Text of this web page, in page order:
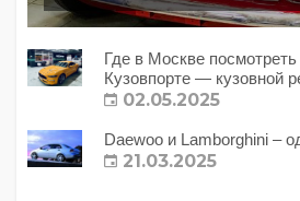
Где в Москве
Кузовпорте — кузовной
02.05.2025
Daewoo и Lamborghini –
21.03.2025